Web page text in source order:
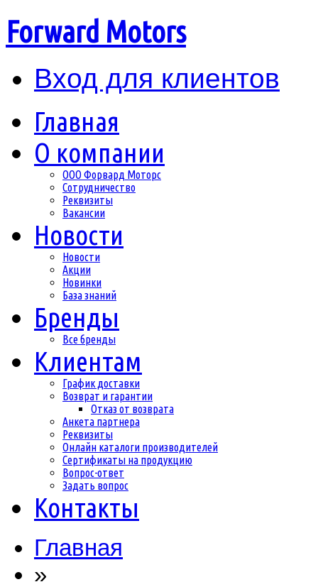
Forward Motors
Вход для клиентов
Главная
О компании
ООО Форвард Моторс
Сотрудничество
Реквизиты
Вакансии
Новости
Новости
Акции
Новинки
База знаний
Бренды
Все бренды
Клиентам
График доставки
Возврат и гарантии
Отказ от возврата
Анкета партнера
Реквизиты
Онлайн каталоги производителей
Сертификаты на продукцию
Вопрос-ответ
Задать вопрос
Контакты
Главная
»